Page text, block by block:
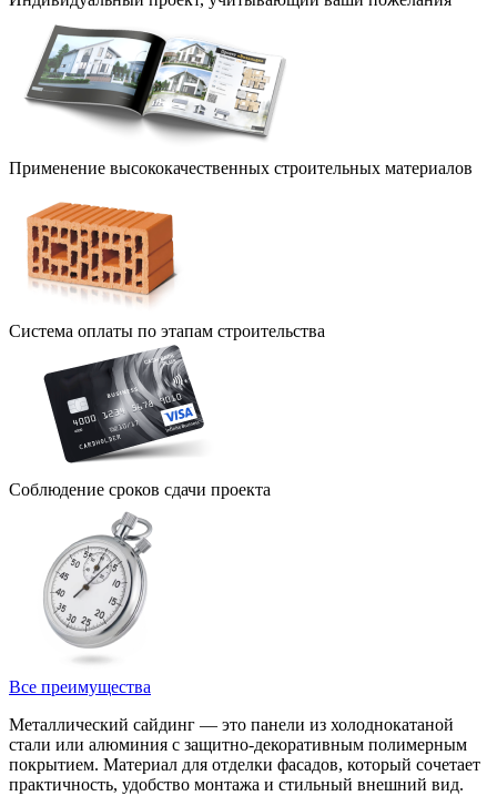
Применение высококачественных строительных материалов
Система оплаты по этапам строительства
Соблюдение сроков сдачи проекта
Все преимущества
Металлический сайдинг — это панели из холоднокатаной
стали или алюминия с защитно-декоративным полимерным
покрытием. Материал для отделки фасадов, который сочетает
практичность, удобство монтажа и стильный внешний вид.